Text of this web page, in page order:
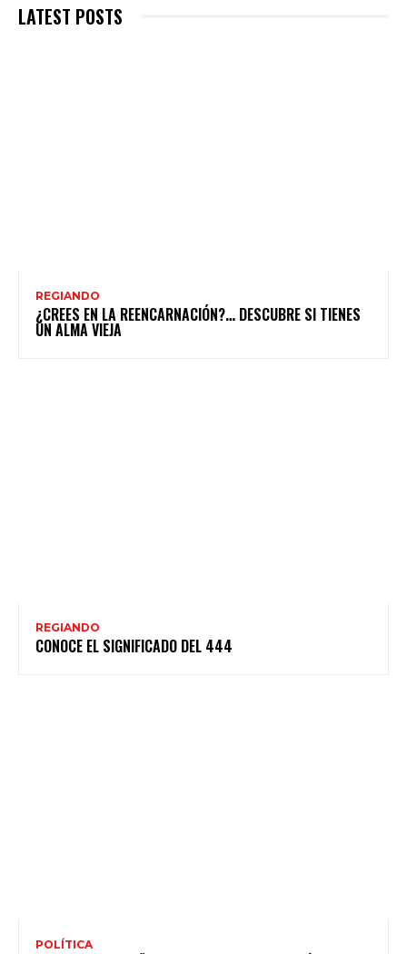
LATEST POSTS
REGIANDO
¿CREES EN LA REENCARNACIÓN?… DESCUBRE SI TIENES
UN ALMA VIEJA
REGIANDO
CONOCE EL SIGNIFICADO DEL 444
POLÍTICA